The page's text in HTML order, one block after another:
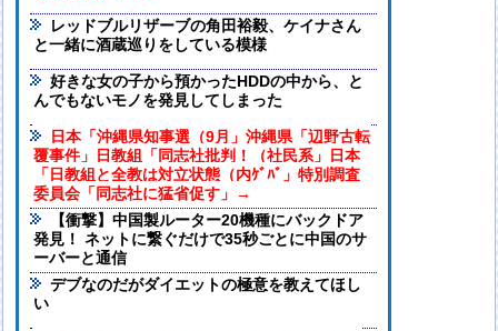
レッドブルリザーブの角田裕毅、ケイナさん
と一緒に酒蔵巡りをしている模様
好きな女の子から預かったHDDの中から、と
んでもないモノを発見してしまった
日本「沖縄県知事選（9月」沖縄県「辺野古転
覆事件」日教組「同志社批判！（社民系」日本
「日教組と全教は対立状態（内ｹﾞﾊﾞ」特別調査
委員会「同志社に猛省促す」→
【衝撃】中国製ルーター20機種にバックドア
発見！ ネットに繋ぐだけで35秒ごとに中国のサ
ーバーと通信
デブなのだがダイエットの極意を教えてほし
い